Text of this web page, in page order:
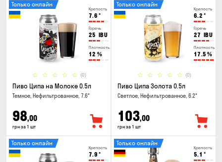
Крепость
7.6 °
Горечь
25 IBU
Плотность
12 %
(0)
Только онлайн
Пиво Ципа на Молоке 0.5л
Темное, Нефильтрованное, 7.6°
98,00
грн за 1 шт
Крепость
6.2 °
Горечь
27 IBU
Плотность
17.5 %
(0)
Только онлайн
Пиво Ципа Золота 0.5л
Светлое, Нефильтрованное, 6.2°
103,00
грн за 1 шт
Крепость
7.9 °
Только онлайн
Крепость
5.1 °
Только онлайн